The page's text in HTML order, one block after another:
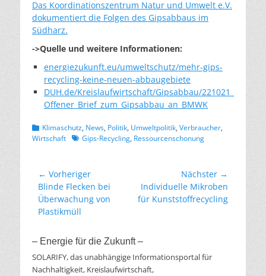
Das Koordinationszentrum Natur und Umwelt e.V.
dokumentiert die Folgen des Gipsabbaus im
Südharz.
->Quelle und weitere Informationen:
energiezukunft.eu/umweltschutz/mehr-gips-
recycling-keine-neuen-abbaugebiete
DUH.de/Kreislaufwirtschaft/Gipsabbau/221021_
Offener_Brief_zum_Gipsabbau_an_BMWK
Kategorien
Klimaschutz, News, Politik, Umweltpolitik, Verbraucher,
Wirtschaft Schlagworte
Gips-Recycling, Ressourcenschonung
Beitragsnavigation
← Vorheriger
Vorheriger
Beitrag:
Blinde Flecken bei
Überwachung von
Plastikmüll
Nächster →
Nächster
Beitrag:
Individuelle Mikroben
für Kunststoffrecycling
– Energie für die Zukunft –
SOLARIFY, das unabhängige Informationsportal für
Nachhaltigkeit, Kreislaufwirtschaft,